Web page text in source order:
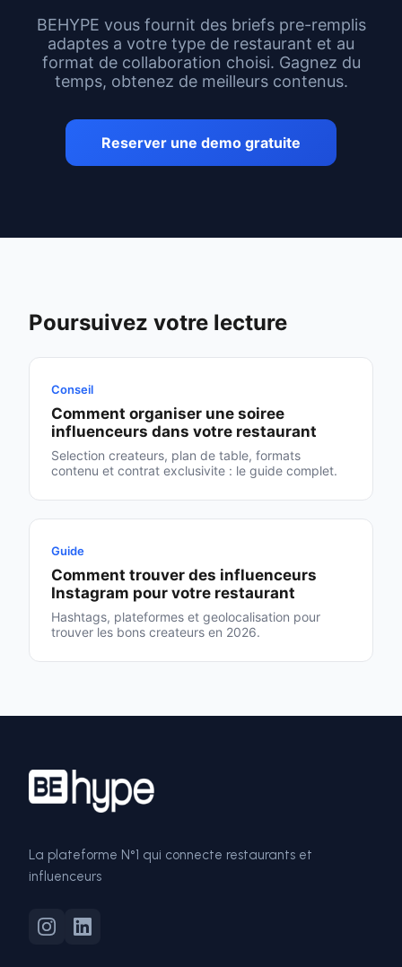
BEHYPE vous fournit des briefs pre-remplis
adaptes a votre type de restaurant et au
format de collaboration choisi. Gagnez du
temps, obtenez de meilleurs contenus.
Reserver une demo gratuite
Poursuivez votre lecture
Conseil
Comment organiser une soiree
influenceurs dans votre restaurant
Selection createurs, plan de table, formats
contenu et contrat exclusivite : le guide complet.
Guide
Comment trouver des influenceurs
Instagram pour votre restaurant
Hashtags, plateformes et geolocalisation pour
trouver les bons createurs en 2026.
La plateforme N°1 qui connecte restaurants et
influenceurs